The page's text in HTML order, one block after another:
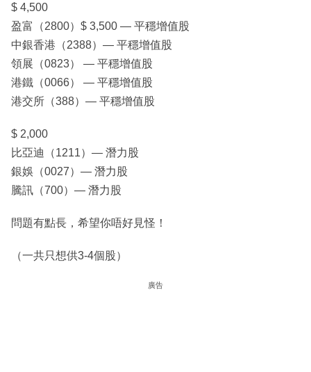
$ 4,500
盈富（2800）$ 3,500 — 平穩增值股
中銀香港（2388）— 平穩增值股
領展（0823） — 平穩增值股
港鐵（0066） — 平穩增值股
港交所（388）— 平穩增值股
$ 2,000
比亞迪（1211）— 潛力股
銀娛（0027）— 潛力股
騰訊（700）— 潛力股
問題有點長，希望你唔好見怪！
（一共只想供3-4個股）
廣告